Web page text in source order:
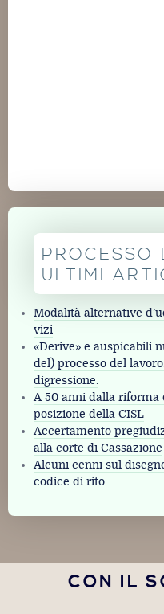
PROCESSO
ULTIMI
Modalità alternative
vizi
«Derive» e auspicabili
del) processo del
digressione.
A 50 anni dalla riforma
posizione della CISL
Accertamento
alla corte di Cassazione
Alcuni cenni sul
codice di rito
CON IL